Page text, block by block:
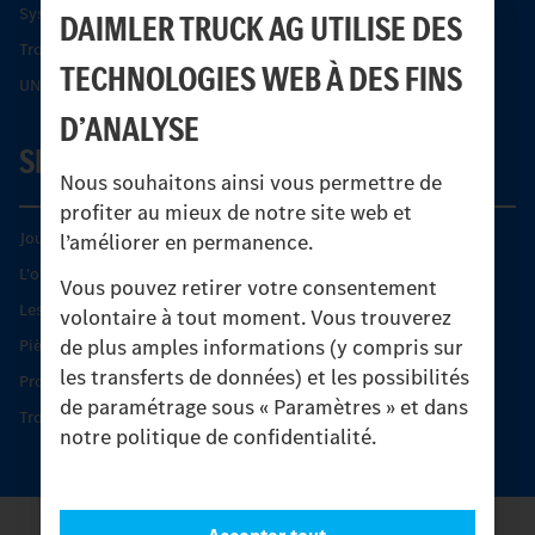
DAIMLER TRUCK AG UTILISE DES
TECHNOLOGIES WEB À DES FINS
D’ANALYSE
Nous souhaitons ainsi vous permettre de
profiter au mieux de notre site web et
l’améliorer en permanence.
Vous pouvez retirer votre consentement
volontaire à tout moment. Vous trouverez
de plus amples informations (y compris sur
les transferts de données) et les possibilités
de paramétrage sous « Paramètres » et dans
notre politique de confidentialité.
Systèmes de sécurité Econic
Trouver un partenaire
UNI-TOUCH®
SERVICE
Journées diagnostic Technique S.A.V Unimog
L'offre de services Unimog
Les produits phares
Pièces d’origine
Protection et maintien de la valeur
Trouver un partenaire